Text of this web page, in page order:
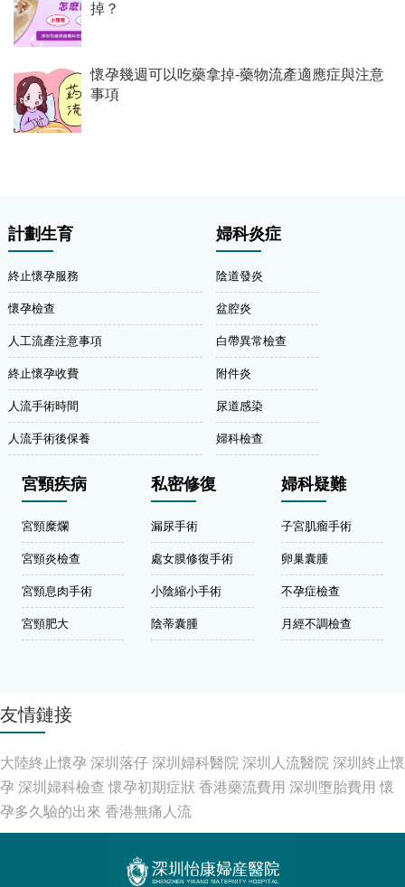
掉？
懷孕幾週可以吃藥拿掉-藥物流產適應症與注意
事項
計劃生育
終止懷孕服務
懷孕檢查
人工流產注意事項
終止懷孕收費
人流手術時間
人流手術後保養
婦科炎症
陰道發炎
盆腔炎
白帶異常檢查
附件炎
尿道感染
婦科檢查
宮頸疾病
宮頸糜爛
宮頸炎檢查
宮頸息肉手術
宮頸肥大
私密修復
漏尿手術
處女膜修復手術
小陰縮小手術
陰蒂囊腫
婦科疑難
子宮肌瘤手術
卵巢囊腫
不孕症檢查
月經不調檢查
友情鏈接
大陸終止懷孕 深圳落仔深圳婦科醫院深圳人流醫院深圳終止懷
孕 深圳婦科檢查 懷孕初期症狀 香港藥流費用 深圳墮胎費用 懷
孕多久驗的出來 香港無痛人流